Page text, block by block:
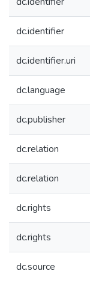
dc.identifier
dc.identifier.uri
dc.language
dc.publisher
dc.relation
dc.relation
dc.rights
dc.rights
dc.source